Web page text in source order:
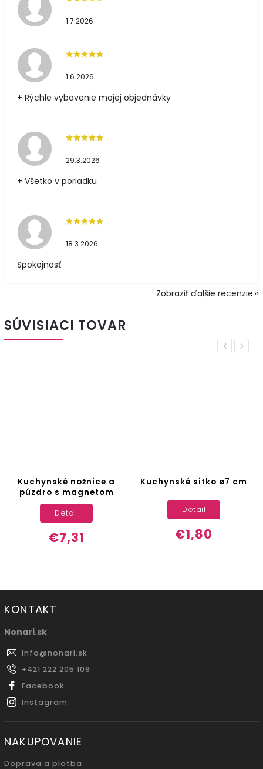
1.7.2026
1.6.2026
+ Rýchle vybavenie mojej objednávky
29.3.2026
+ Všetko v poriadku
18.3.2026
Spokojnosť
Zobraziť ďalšie recenzie
SÚVISIACI TOVAR
Previous
Kuchynské nožnice a
púzdro s magnetom
€7,31
Detail
Kuchynské sitko ø7 cm
€1,80
Detail
Next
KONTAKT
Nonari.sk
info@nonari.sk
+421 222 205 109
Facebook
Instagram
NAKUPOVANIE
Doprava a platba